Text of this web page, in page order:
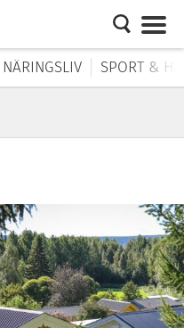
NÄRINGSLIV SPORT &